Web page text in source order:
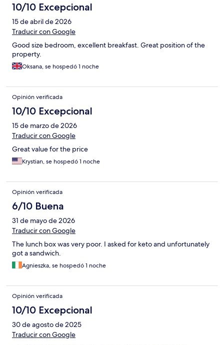
10/10 Excepcional
15 de abril de 2026
Traducir con Google
Good size bedroom, excellent breakfast. Great position of the
property.
Oksana, se hospedó 1 noche
Opinión verificada
10/10 Excepcional
15 de marzo de 2026
Traducir con Google
Great value for the price
Krystian, se hospedó 1 noche
Opinión verificada
6/10 Buena
31 de mayo de 2026
Traducir con Google
The lunch box was very poor. I asked for keto and unfortunately
got a sandwich.
Agnieszka, se hospedó 1 noche
Opinión verificada
10/10 Excepcional
30 de agosto de 2025
Traducir con Google